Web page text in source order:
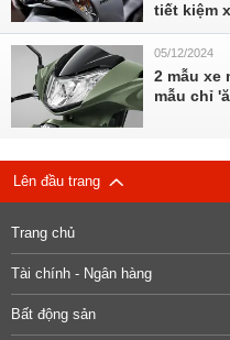
tiết kiệm
05/12/2024
2 mẫu xe
mẫu chỉ
Lên đầu trang
Trang chủ
Tài chính - Ngân hàng
Bất động sản